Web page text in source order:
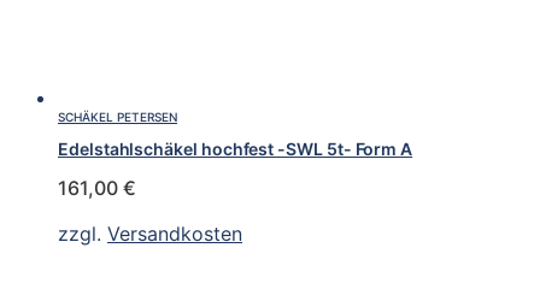
SCHÄKEL PETERSEN
Edelstahlschäkel hochfest -SWL 5t- Form A
161,00 €
zzgl. Versandkosten